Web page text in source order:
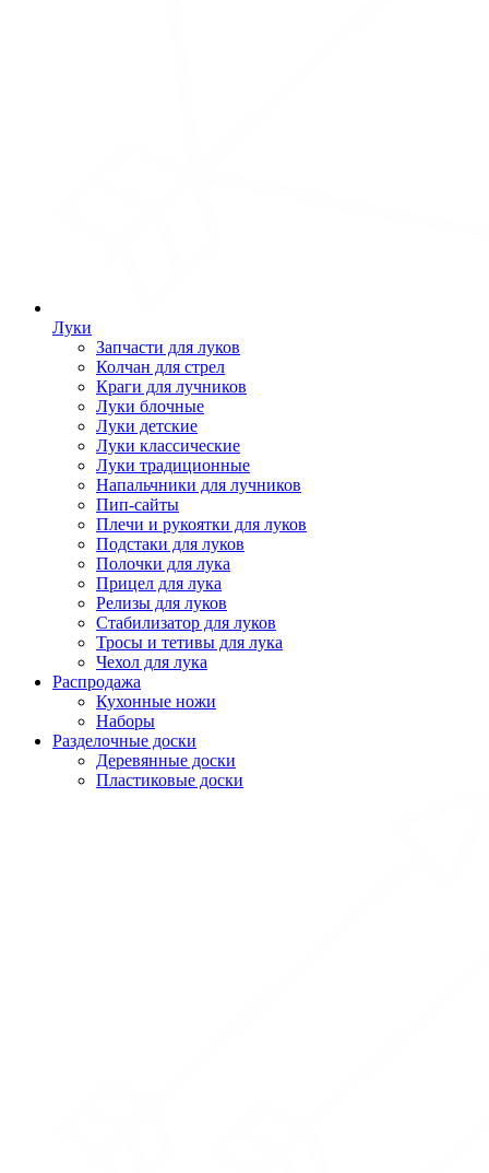
Луки
Запчасти для луков
Колчан для стрел
Краги для лучников
Луки блочные
Луки детские
Луки классические
Луки традиционные
Напальчники для лучников
Пип-сайты
Плечи и рукоятки для луков
Подстаки для луков
Полочки для лука
Прицел для лука
Релизы для луков
Стабилизатор для луков
Тросы и тетивы для лука
Чехол для лука
Распродажа
Кухонные ножи
Наборы
Разделочные доски
Деревянные доски
Пластиковые доски